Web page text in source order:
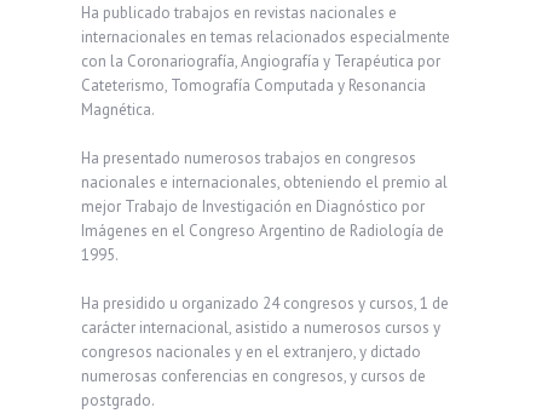
Ha publicado trabajos en revistas nacionales e
internacionales en temas relacionados especialmente
con la Coronariografía, Angiografía y Terapéutica por
Cateterismo, Tomografía Computada y Resonancia
Magnética.
Ha presentado numerosos trabajos en congresos
nacionales e internacionales, obteniendo el premio al
mejor Trabajo de Investigación en Diagnóstico por
Imágenes en el Congreso Argentino de Radiología de
1995.
Ha presidido u organizado 24 congresos y cursos, 1 de
carácter internacional, asistido a numerosos cursos y
congresos nacionales y en el extranjero, y dictado
numerosas conferencias en congresos, y cursos de
postgrado.